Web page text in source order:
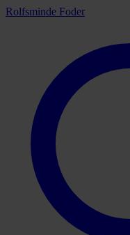
Rolfsminde Foder